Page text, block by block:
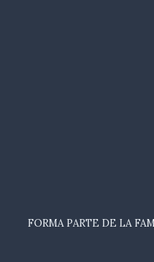
FORMA PARTE DE LA